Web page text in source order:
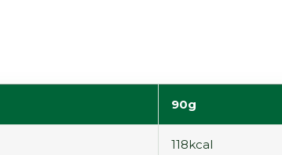
90g
118kcal